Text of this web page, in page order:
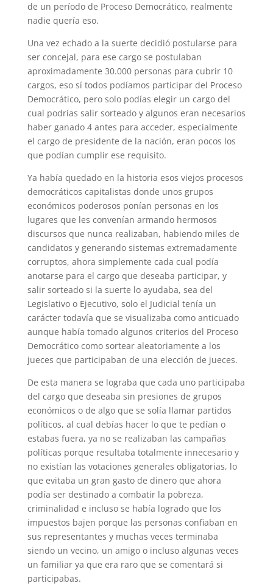
de un período de Proceso Democrático, realmente
nadie quería eso.
Una vez echado a la suerte decidió postularse para
ser concejal, para ese cargo se postulaban
aproximadamente 30.000 personas para cubrir 10
cargos, eso sí todos podíamos participar del Proceso
Democrático, pero solo podías elegir un cargo del
cual podrías salir sorteado y algunos eran necesarios
haber ganado 4 antes para acceder, especialmente
el cargo de presidente de la nación, eran pocos los
que podían cumplir ese requisito.
Ya había quedado en la historia esos viejos procesos
democráticos capitalistas donde unos grupos
económicos poderosos ponían personas en los
lugares que les convenían armando hermosos
discursos que nunca realizaban, habiendo miles de
candidatos y generando sistemas extremadamente
corruptos, ahora simplemente cada cual podía
anotarse para el cargo que deseaba participar, y
salir sorteado si la suerte lo ayudaba, sea del
Legislativo o Ejecutivo, solo el Judicial tenía un
carácter todavía que se visualizaba como anticuado
aunque había tomado algunos criterios del Proceso
Democrático como sortear aleatoriamente a los
jueces que participaban de una elección de jueces.
De esta manera se lograba que cada uno participaba
del cargo que deseaba sin presiones de grupos
económicos o de algo que se solía llamar partidos
políticos, al cual debías hacer lo que te pedían o
estabas fuera, ya no se realizaban las campañas
políticas porque resultaba totalmente innecesario y
no existían las votaciones generales obligatorias, lo
que evitaba un gran gasto de dinero que ahora
podía ser destinado a combatir la pobreza,
criminalidad e incluso se había logrado que los
impuestos bajen porque las personas confiaban en
sus representantes y muchas veces terminaba
siendo un vecino, un amigo o incluso algunas veces
un familiar ya que era raro que se comentará si
participabas.